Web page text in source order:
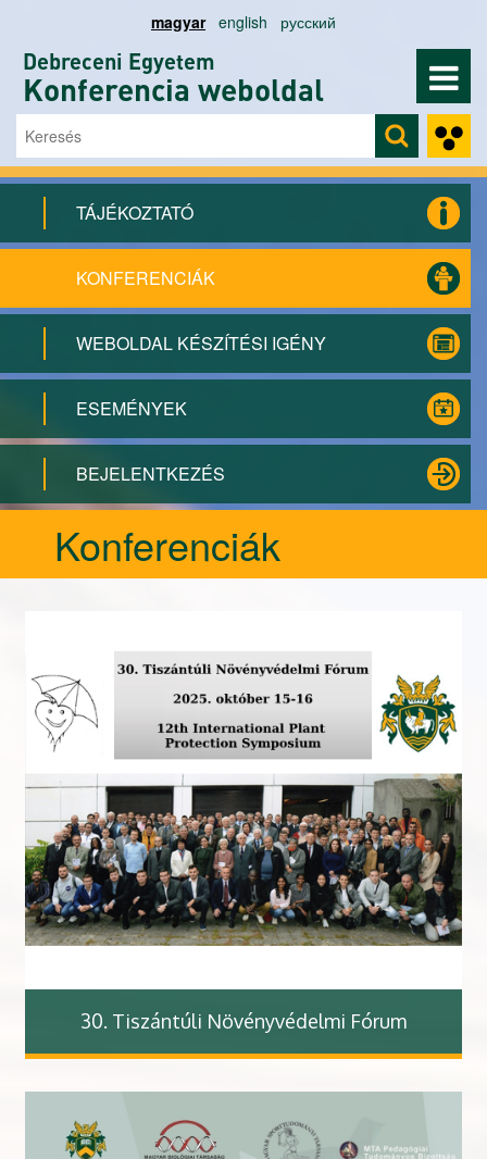
magyar english русский
Debreceni Egyetem
Konferencia weboldal
Keresés űrlap
Keresés
TÁJÉKOZTATÓ
KONFERENCIÁK
WEBOLDAL KÉSZÍTÉSI IGÉNY
ESEMÉNYEK
BEJELENTKEZÉS
Konferenciák
30. Tiszántúli Növényvédelmi Fórum